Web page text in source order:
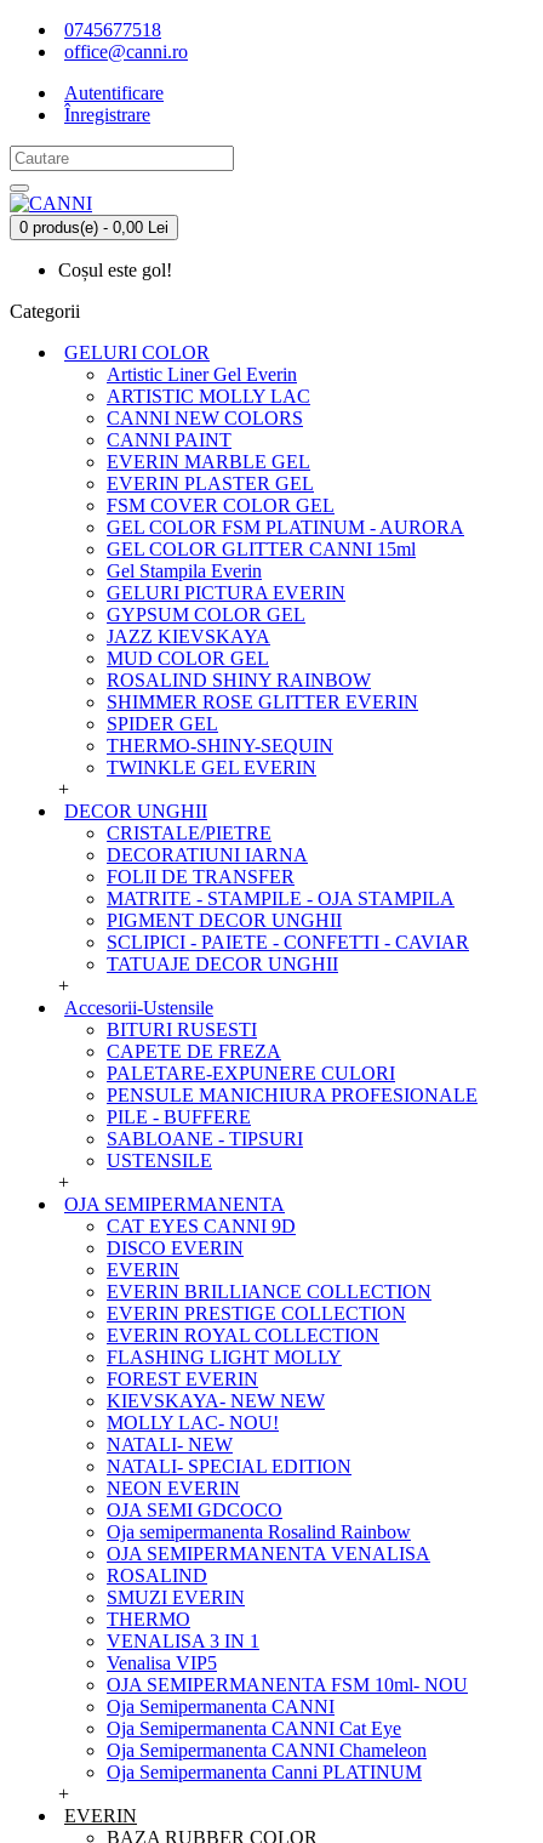
0745677518
office@canni.ro
Autentificare
Înregistrare
0 produs(e) - 0,00 Lei
Coșul este gol!
Categorii
GELURI COLOR
Artistic Liner Gel Everin
ARTISTIC MOLLY LAC
CANNI NEW COLORS
CANNI PAINT
EVERIN MARBLE GEL
EVERIN PLASTER GEL
FSM COVER COLOR GEL
GEL COLOR FSM PLATINUM - AURORA
GEL COLOR GLITTER CANNI 15ml
Gel Stampila Everin
GELURI PICTURA EVERIN
GYPSUM COLOR GEL
JAZZ KIEVSKAYA
MUD COLOR GEL
ROSALIND SHINY RAINBOW
SHIMMER ROSE GLITTER EVERIN
SPIDER GEL
THERMO-SHINY-SEQUIN
TWINKLE GEL EVERIN
+
DECOR UNGHII
CRISTALE/PIETRE
DECORATIUNI IARNA
FOLII DE TRANSFER
MATRITE - STAMPILE - OJA STAMPILA
PIGMENT DECOR UNGHII
SCLIPICI - PAIETE - CONFETTI - CAVIAR
TATUAJE DECOR UNGHII
+
Accesorii-Ustensile
BITURI RUSESTI
CAPETE DE FREZA
PALETARE-EXPUNERE CULORI
PENSULE MANICHIURA PROFESIONALE
PILE - BUFFERE
SABLOANE - TIPSURI
USTENSILE
+
OJA SEMIPERMANENTA
CAT EYES CANNI 9D
DISCO EVERIN
EVERIN
EVERIN BRILLIANCE COLLECTION
EVERIN PRESTIGE COLLECTION
EVERIN ROYAL COLLECTION
FLASHING LIGHT MOLLY
FOREST EVERIN
KIEVSKAYA- NEW NEW
MOLLY LAC- NOU!
NATALI- NEW
NATALI- SPECIAL EDITION
NEON EVERIN
OJA SEMI GDCOCO
Oja semipermanenta Rosalind Rainbow
OJA SEMIPERMANENTA VENALISA
ROSALIND
SMUZI EVERIN
THERMO
VENALISA 3 IN 1
Venalisa VIP5
OJA SEMIPERMANENTA FSM 10ml- NOU
Oja Semipermanenta CANNI
Oja Semipermanenta CANNI Cat Eye
Oja Semipermanenta CANNI Chameleon
Oja Semipermanenta Canni PLATINUM
+
EVERIN
BAZA RUBBER COLOR